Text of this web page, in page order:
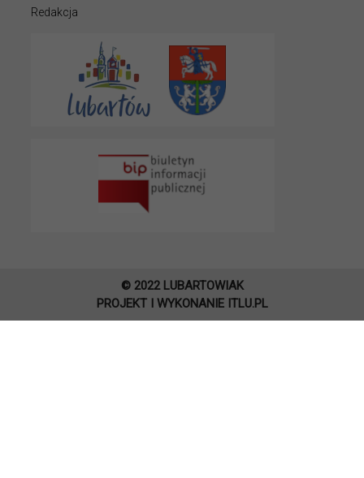
Redakcja
© 2022 LUBARTOWIAK
PROJEKT I WYKONANIE ITLU.PL